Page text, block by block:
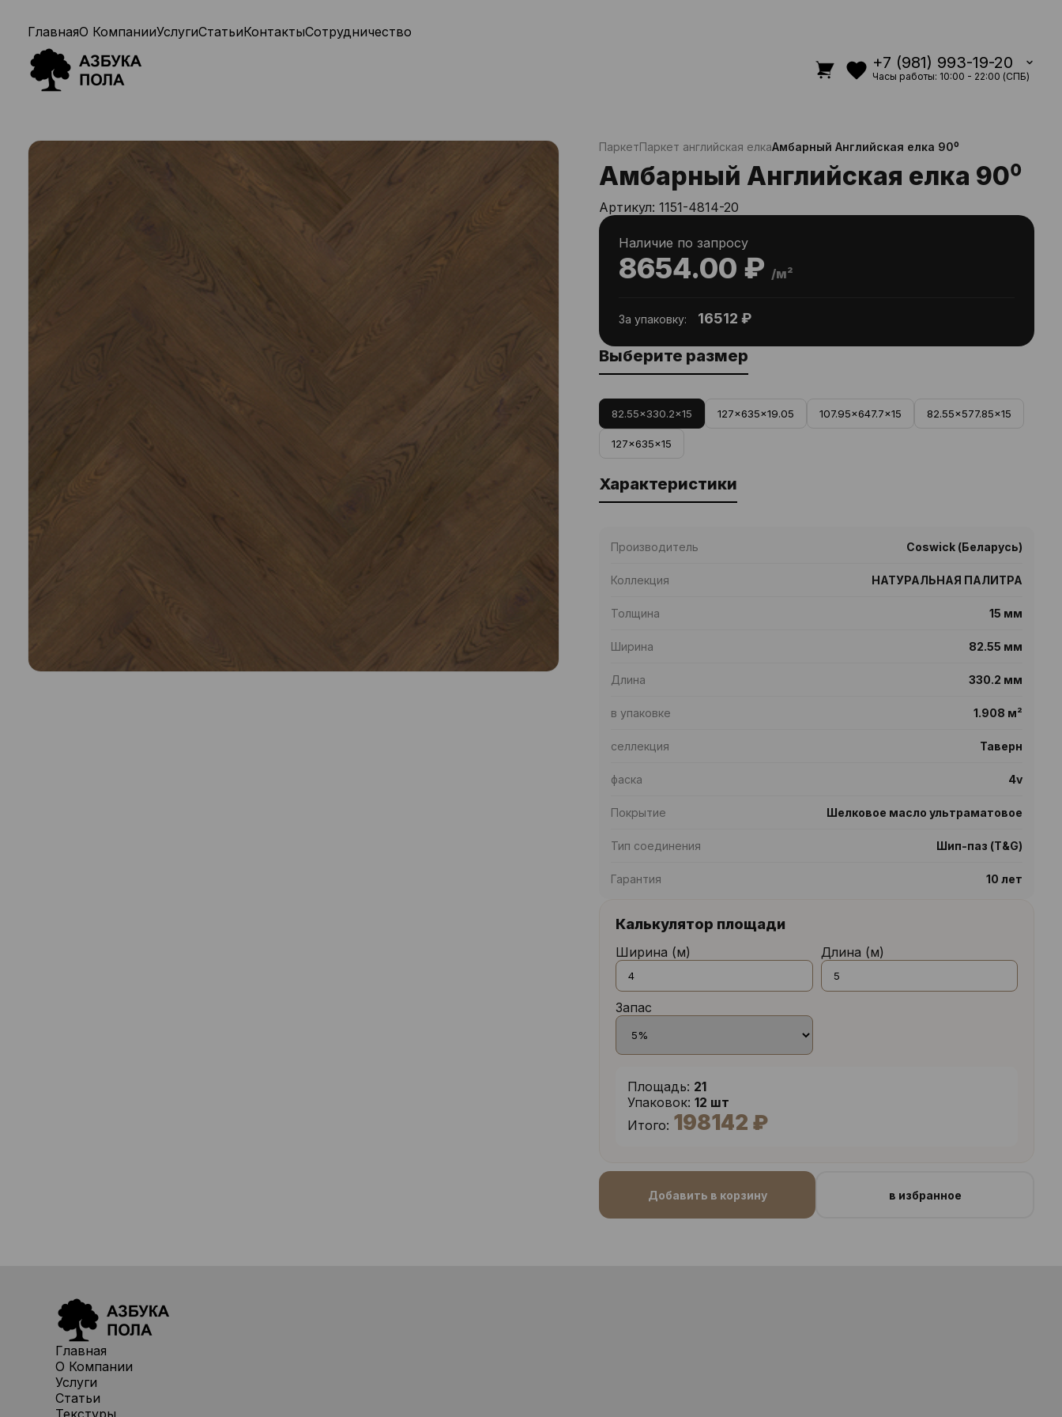
+7 (981) 993-19-20
Часы работы: 10:00 - 22:00 (СПБ)
ГлавнаяО КомпанииУслугиСтатьиКонтактыСотрудничество
ПаркетПаркет английская елкаАмбарный Английская елка 90⁰
Амбарный Английская елка 90⁰
Артикул:1151-4814-20
8654.00 ₽ /м²
Наличие по запросу
За упаковку: 16512 ₽
Выберите размер
82.55x330.2x15 127x635x19.05 107.95x647.7x15 82.55x577.85x15
127x635x15
Характеристики
Производитель Coswick (Беларусь)
Коллекция НАТУРАЛЬНАЯ ПАЛИТРА
Толщина 15 мм
Ширина 82.55 мм
Длина 330.2 мм
в упаковке 1.908 м²
селлекция Таверн
фаска 4v
Покрытие Шелковое масло ультраматовое
Тип соединения Шип-паз (T&G)
Гарантия 10 лет
Калькулятор площади
Ширина (м) Длина (м)
Запас
Площадь: 21
Упаковок: 12 шт
Итого: 198142 ₽
Добавить в корзину в избранное
Главная
О Компании
Услуги
Статьи
Текстуры